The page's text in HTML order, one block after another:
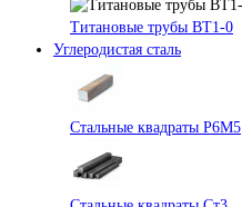
Титановые трубы ВТ1-0
Углеродистая сталь
Стальные квадраты Р6М5